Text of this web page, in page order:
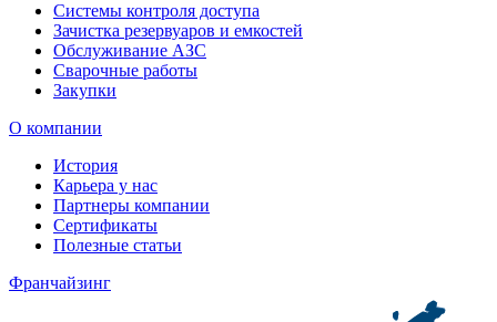
Системы контроля доступа
Зачистка резервуаров и емкостей
Обслуживание АЗС
Сварочные работы
Закупки
О компании
История
Карьера у нас
Партнеры компании
Сертификаты
Полезные статьи
Франчайзинг